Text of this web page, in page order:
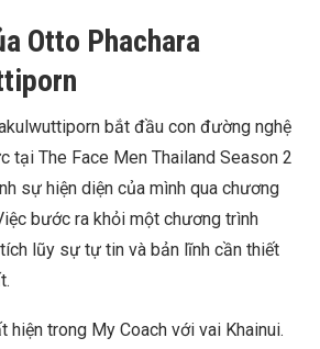
Otto Phachara
bắt đầu con đường nghệ
tại The Face Men Thailand Season 2
sự hiện diện của mình qua chương
bước ra khỏi một chương trình
lũy sự tự tin và bản lĩnh cần thiết
hiện trong My Coach với vai Khainui.